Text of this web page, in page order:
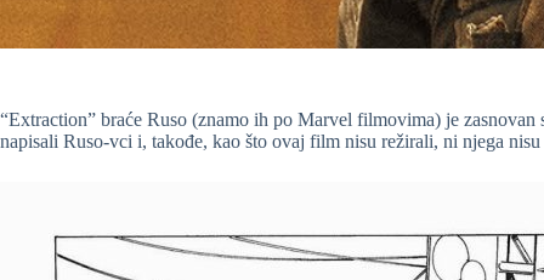
“Extraction” braće Ruso (znamo ih po Marvel filmovima) je
napisali Ruso-vci i, takođe, kao što ovaj film nisu režirali, ni njega